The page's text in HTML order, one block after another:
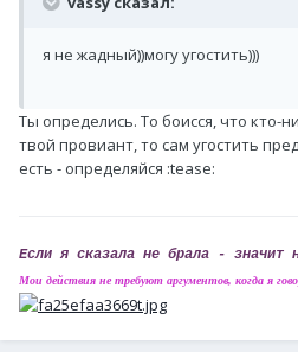
я не жадный))могу угостить)))
Ты определись. То боисся, что кто-
твой провиант, то сам угостить
есть - определяйся :tease:
Если я сказала не брала - значит
Мои действия не требуют аргументов, когда я